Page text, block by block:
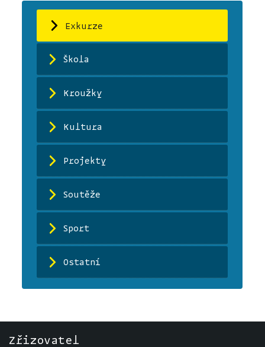
Exkurze
Škola
Kroužky
Kultura
Projekty
Soutěže
Sport
Ostatní
Zřizovatel